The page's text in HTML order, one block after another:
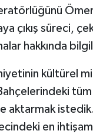
Ömer
süreci,
hakkında
kültürel
tüm
aktarmak
en